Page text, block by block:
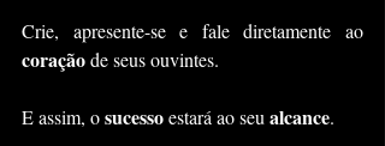
coração de seus ouvintes.
E assim, o sucesso estará ao seu alcance.